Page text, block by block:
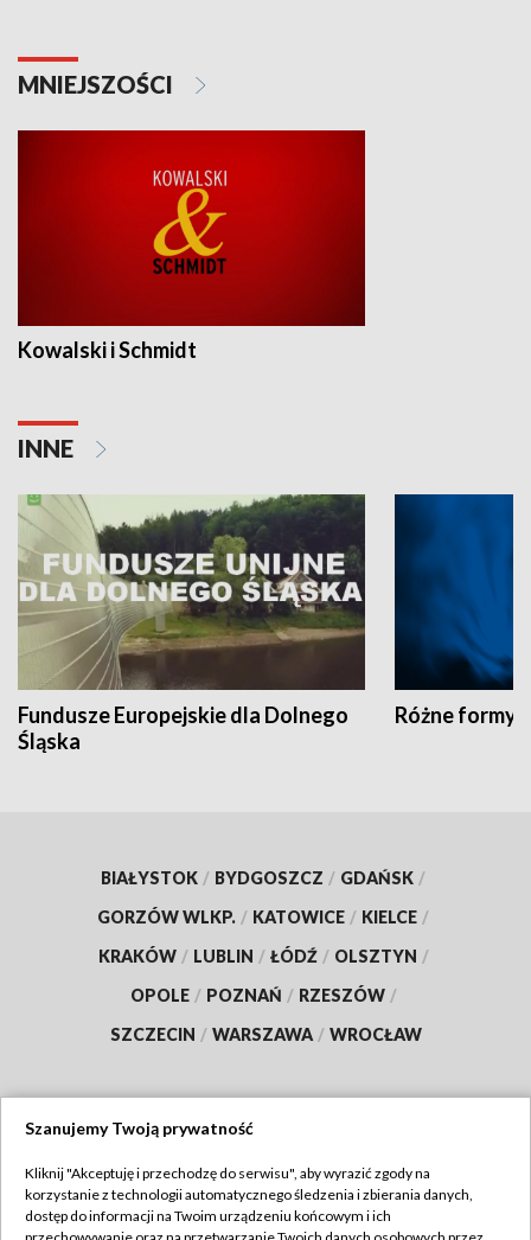
MNIEJSZOŚCI
Kowalski i Schmidt
INNE
Fundusze Europejskie dla Dolnego
Śląska
Różne formy
BIAŁYSTOK / BYDGOSZCZ / GDAŃSK /
GORZÓW WLKP. / KATOWICE / KIELCE /
KRAKÓW / LUBLIN / ŁÓDŹ / OLSZTYN /
OPOLE / POZNAŃ / RZESZÓW /
SZCZECIN / WARSZAWA / WROCŁAW
TVP
Szanujemy Twoją prywatność
Kliknij "Akceptuję i przechodzę do serwisu", aby wyrazić zgody na
korzystanie z technologii automatycznego śledzenia i zbierania danych,
dostęp do informacji na Twoim urządzeniu końcowym i ich